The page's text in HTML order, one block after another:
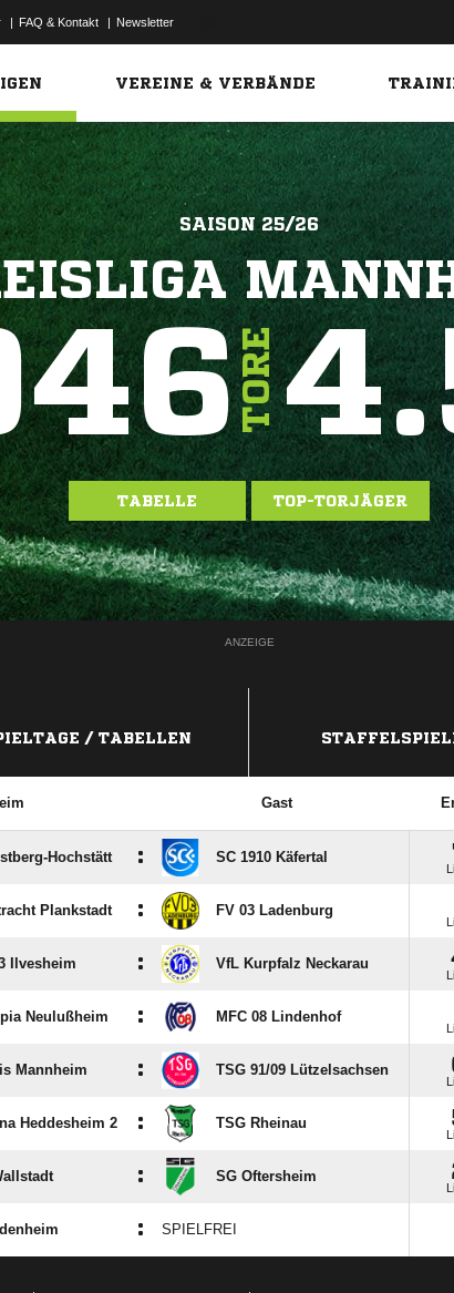
| FAQ & Kontakt | Newsletter
VEREINE & VERBÄNDE
SAISON 25/26
TORE
TABELLE TOP-TORJÄGER
ANZEIGE
/ TABELLEN
Gast
Hochstätt : SC 1910 Käfertal
Plankstadt : FV 03 Ladenburg
Ilvesheim : VfL Kurpfalz Neckarau
Neulußheim : MFC 08 Lindenhof
Mannheim : TSG 91/​09 Lützelsachsen
Heddesheim 2 : TSG Rheinau
: SG Oftersheim
: SPIELFREI